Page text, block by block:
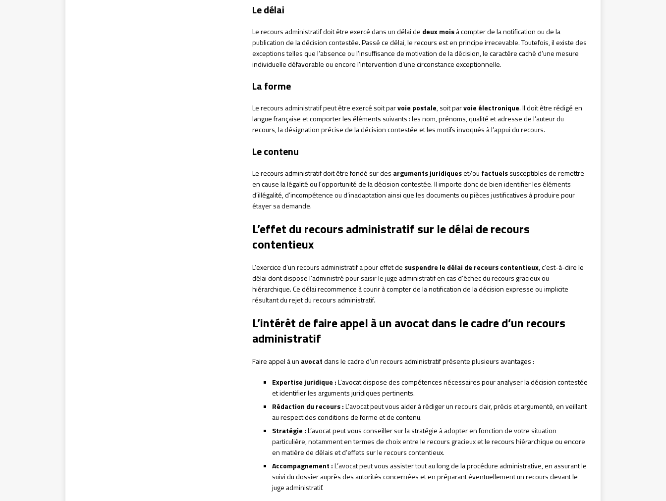
Le délai
Le recours administratif doit être exercé dans un délai de deux moisà compter de la notification ou de la
publication de la décision contestée. Passé ce délai, le recours est en principe irrecevable. Toutefois, il existe des
exceptions telles que l’absence ou l’insuffisance de motivation de la décision, le caractère caché d’une mesure
individuelle défavorable ou encore l’intervention d’une circonstance exceptionnelle.
La forme
Le recours administratif peut être exercé soit parvoie postale, soit parvoie électronique. Il doit être rédigé en
langue française et comporter les éléments suivants : les nom, prénoms, qualité et adresse de l’auteur du
recours, la désignation précise de la décision contestée et les motifs invoqués à l’appui du recours.
Le contenu
Le recours administratif doit être fondé sur des arguments juridiqueset/ou factuelssusceptibles de remettre
en cause la légalité ou l’opportunité de la décision contestée. Il importe donc de bien identifier les éléments
d’illégalité, d’incompétence ou d’inadaptation ainsi que les documents ou pièces justificatives à produire pour
étayer sa demande.
L’effet du recours administratif sur le délai de recours
contentieux
L’exercice d’un recours administratif a pour effet de suspendre le délai de recours contentieux, c’est-à-dire le
délai dont dispose l’administré pour saisir le juge administratif en cas d’échec du recours gracieux ou
hiérarchique. Ce délai recommence à courir à compter de la notification de la décision expresse ou implicite
résultant du rejet du recours administratif.
L’intérêt de faire appel à un avocat dans le cadre d’un recours
administratif
Faire appel à un avocatdans le cadre d’un recours administratif présente plusieurs avantages :
Expertise juridique :L’avocat dispose des compétences nécessaires pour analyser la décision contestée
et identifier les arguments juridiques pertinents.
Rédaction du recours :L’avocat peut vous aider à rédiger un recours clair, précis et argumenté, en veillant
au respect des conditions de forme et de contenu.
Stratégie :L’avocat peut vous conseiller sur la stratégie à adopter en fonction de votre situation
particulière, notamment en termes de choix entre le recours gracieux et le recours hiérarchique ou encore
en matière de délais et d’effets sur le recours contentieux.
Accompagnement :L’avocat peut vous assister tout au long de la procédure administrative, en assurant le
suivi du dossier auprès des autorités concernées et en préparant éventuellement un recours devant le
juge administratif.